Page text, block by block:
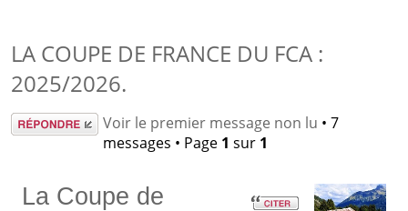
LA COUPE DE FRANCE DU FCA :
2025/2026.
Répondre Voir le premier message non lu • 7
messages • Page 1 sur 1
La Coupe de